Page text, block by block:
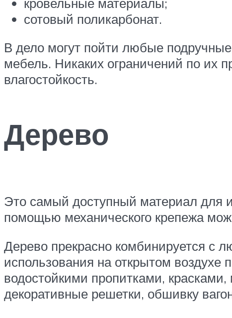
сотовый поликарбонат.
В дело могут пойти любые
мебель. Никаких ограничений по их
влагостойкость.
Дерево
Это самый доступный материал для
помощью механического крепежа
Дерево прекрасно комбинируется с
использования на открытом
водостойкими пропитками,
декоративные решетки, обшивку